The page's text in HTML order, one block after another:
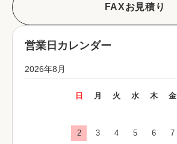
FAXお見積り
営業日カレンダー
2026年8月
日 月 火 水 木 金
2 3 4 5 6 7